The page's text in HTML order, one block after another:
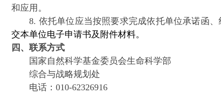
和应用。
8. 依托单位应当按照要求完成依托单位承诺函、
交本单位电子申请书及附件材料。
四、联系方式
国家自然科学基金委员会生命科学部
综合与战略规划处
电话：010-62326916